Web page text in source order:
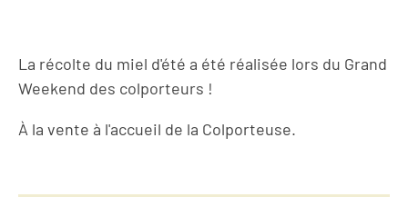
La récolte du miel d'été a été réalisée lors du Grand
Weekend des colporteurs !
À la vente à l'accueil de la Colporteuse.